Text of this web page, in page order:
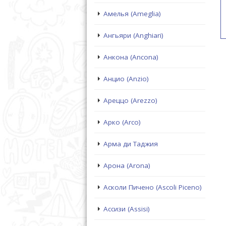
Амелья (Ameglia)
Ангьяри (Anghiari)
Анкона (Ancona)
Анцио (Anzio)
Ареццо (Arezzo)
Арко (Arco)
Арма ди Таджия
Арона (Arona)
Асколи Пичено (Ascoli Piceno)
Ассизи (Assisi)